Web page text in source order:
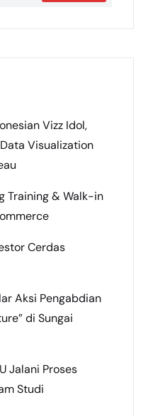
Vizz Idol,
Visualization
Training & Walk-in
Cerdas
Aksi Pengabdian
di Sungai
Jalani Proses
Studi